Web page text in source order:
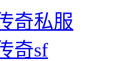
奇私服
奇sf